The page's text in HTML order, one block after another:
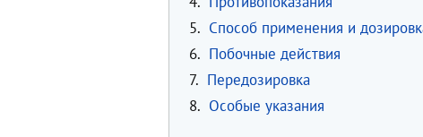
5. Способ применения и
6. Побочные действия
7. Передозировка
8. Особые указания